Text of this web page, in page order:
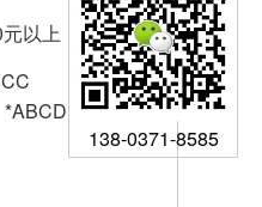
以上
*ABCDEABCDE
138-0371-8585